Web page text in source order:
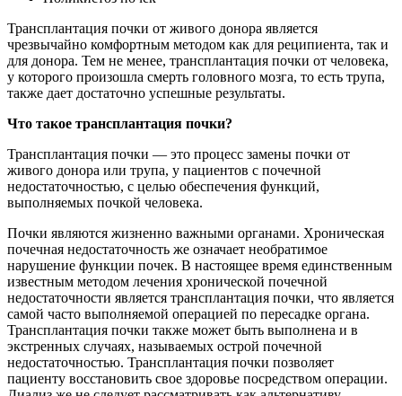
Трансплантация почки от живого донора является
чрезвычайно комфортным методом как для реципиента, так и
для донора. Тем не менее, трансплантация почки от человека,
у которого произошла смерть головного мозга, то есть трупа,
также дает достаточно успешные результаты.
Что такое трансплантация почки?
Трансплантация почки — это процесс замены почки от
живого донора или трупа, у пациентов с почечной
недостаточностью, с целью обеспечения функций,
выполняемых почкой человека.
Почки являются жизненно важными органами. Хроническая
почечная недостаточность же означает необратимое
нарушение функции почек. В настоящее время единственным
известным методом лечения хронической почечной
недостаточности является трансплантация почки, что является
самой часто выполняемой операцией по пересадке органа.
Трансплантация почки также может быть выполнена и в
экстренных случаях, называемых острой почечной
недостаточностью. Трансплантация почки позволяет
пациенту восстановить свое здоровье посредством операции.